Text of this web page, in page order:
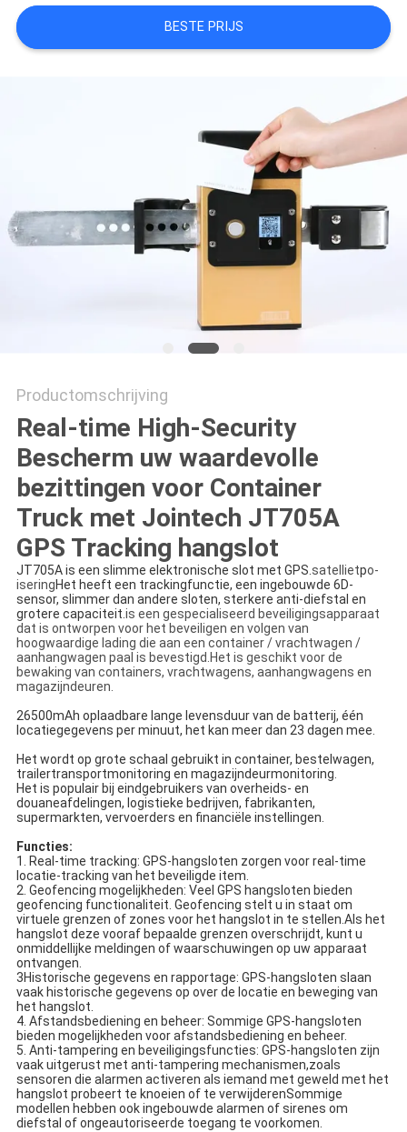
PRIVACY
POLICY
BESTE PRIJS
Productomschrijving
Real-time High-Security
Bescherm uw waardevolle
bezittingen voor Container
Truck met Jointech JT705A
GPS Tracking hangslot
JT705A is een slimme elektronische slot met GPS.satellietpo-
iseringHet heeft een trackingfunctie, een ingebouwde 6D-
sensor, slimmer dan andere sloten, sterkere anti-diefstal en
grotere capaciteit.is een gespecialiseerd beveiligingsapparaat
dat is ontworpen voor het beveiligen en volgen van
hoogwaardige lading die aan een container / vrachtwagen /
aanhangwagen paal is bevestigd.Het is geschikt voor de
bewaking van containers, vrachtwagens, aanhangwagens en
magazijndeuren.
26500mAh oplaadbare lange levensduur van de batterij, één
locatiegegevens per minuut, het kan meer dan 23 dagen mee.
Het wordt op grote schaal gebruikt in container, bestelwagen,
trailertransportmonitoring en magazijndeurmonitoring.
Het is populair bij eindgebruikers van overheids- en
douaneafdelingen, logistieke bedrijven, fabrikanten,
supermarkten, vervoerders en financiële instellingen.
Functies:
1. Real-time tracking: GPS-hangsloten zorgen voor real-time
locatie-tracking van het beveiligde item.
2. Geofencing mogelijkheden: Veel GPS hangsloten bieden
geofencing functionaliteit. Geofencing stelt u in staat om
virtuele grenzen of zones voor het hangslot in te stellen.Als het
hangslot deze vooraf bepaalde grenzen overschrijdt, kunt u
onmiddellijke meldingen of waarschuwingen op uw apparaat
ontvangen.
3Historische gegevens en rapportage: GPS-hangsloten slaan
vaak historische gegevens op over de locatie en beweging van
het hangslot.
4. Afstandsbediening en beheer: Sommige GPS-hangsloten
bieden mogelijkheden voor afstandsbediening en beheer.
5. Anti-tampering en beveiligingsfuncties: GPS-hangsloten zijn
vaak uitgerust met anti-tampering mechanismen,zoals
sensoren die alarmen activeren als iemand met geweld met het
hangslot probeert te knoeien of te verwijderenSommige
modellen hebben ook ingebouwde alarmen of sirenes om
diefstal of ongeautoriseerde toegang te voorkomen.